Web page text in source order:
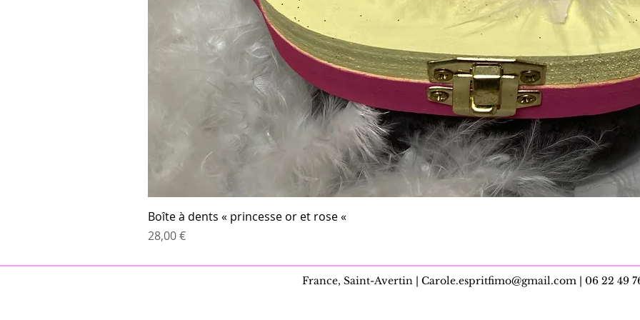
Boîte à dents « princesse or et rose «
Prix
28,00 €
France, Saint-Avertin | Carole.espritfimo@gmail.com| 06 22 49